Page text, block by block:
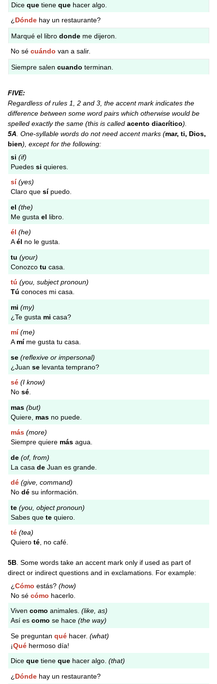
Diceque tieneque hacer algo.
¿ Dónde hay un restaurante?
Marqué el librodonde me dijeron.
No sécuándo van a salir.
Siempre salencuando terminan.
FIVE:
Regardless of rules 1, 2 and 3, the accent mark indicates the
difference between some word pairs which otherwise would be
spelled exactly the same (this is calledacento diacrítico).
5A . One-syllable words do not need accent marks (mar, ti, Dios,
bien), except for the following:
si (if)
Puedessi quieres.
sí (yes)
Claro quesípuedo.
el (the)
Me gustael libro.
él (he)
Aél no le gusta.
tu (your)
Conozcotu casa.
tú (you, subject pronoun)
Tú conoces mi casa.
mi (my)
¿Te gusta mi casa?
mí (me)
A míme gusta tu casa.
se (reflexive or impersonal)
¿Juanse levanta temprano?
sé (I know)
Nosé
mas (but)
Quiere, mas no puede.
más (more)
Siempre quiere más agua.
de (of, from)
La casade Juan es grande.
dé (give, command)
Nodé su información.
te (you, object pronoun)
Sabes quete quiero.
té (tea)
Quieroté , no café.
5B . Some words take an accent mark only if used as part of
direct or indirect questions and in exclamations. For example:
¿Cómo estás?(how)
No sécómo hacerlo.
Vivencomo animales.(like, as)
Así escomo se hace(the way)
Se preguntanqué hacer.(what)
¡Qué hermoso día!
Diceque tieneque hacer algo.(that)
¿ Dónde hay un restaurante?